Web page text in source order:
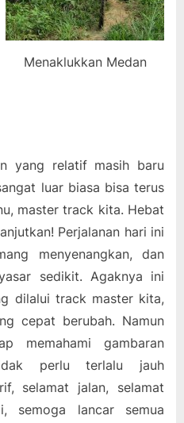
Menaklukkan Medan
yang relatif masih baru
luar biasa bisa terus
master track kita. Hebat
Perjalanan hari ini
menyenangkan, dan
sedikit. Agaknya ini
dilalui track master kita,
cepat berubah. Namun
memahami gambaran
perlu terlalu jauh
selamat jalan, selamat
semoga lancar semua